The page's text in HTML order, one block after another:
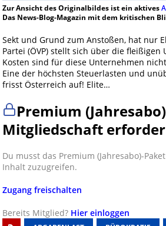
Zur Ansicht des Originalbildes ist ein aktives
Das News-Blog-Magazin mit dem kritischen
Sekt und Grund zum Anstoßen, hat nur
Partei (ÖVP) stellt sich über die fleißigen
Kosten sind für diese Unternehmen
Eine der höchsten Steuerlasten und
frisst Österreich auf! Elite…
Premium (Jahresabo)
Mitgliedschaft
Du musst das Premium (Jahresabo)-
Inhalt zuzugreifen.
Zugang freischalten
Bereits Mitglied? Hier einloggen